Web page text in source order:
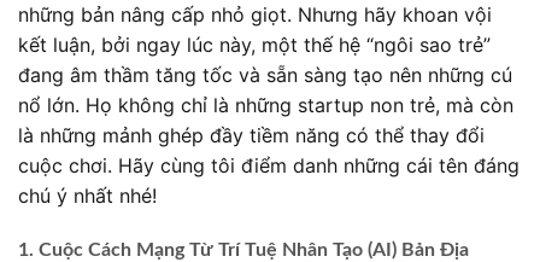
những bản nâng cấp nhỏ giọt. Nhưng hãy khoan vội
kết luận, bởi ngay lúc này, một thế hệ “ngôi sao trẻ”
đang âm thầm tăng tốc và sẵn sàng tạo nên những cú
nổ lớn. Họ không chỉ là những startup non trẻ, mà còn
là những mảnh ghép đầy tiềm năng có thể thay đổi
cuộc chơi. Hãy cùng tôi điểm danh những cái tên đáng
chú ý nhất nhé!
1. Cuộc Cách Mạng Từ Trí Tuệ Nhân Tạo (AI) Bản Địa